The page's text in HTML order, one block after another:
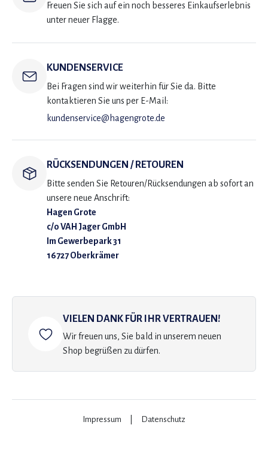
Freuen Sie sich auf ein noch besseres Einkaufserlebnis
unter neuer Flagge.
KUNDENSERVICE
Bei Fragen sind wir weiterhin für Sie da. Bitte
kontaktieren Sie uns per E-Mail:
kundenservice@hagengrote.de
RÜCKSENDUNGEN / RETOUREN
Bitte senden Sie Retouren/Rücksendungen ab sofort an
unsere neue Anschrift:
Hagen Grote
c/o VAH Jager GmbH
Im Gewerbepark 31
16727 Oberkrämer
VIELEN DANK FÜR IHR VERTRAUEN!
Wir freuen uns, Sie bald in unserem neuen
Shop begrüßen zu dürfen.
Impressum Datenschutz